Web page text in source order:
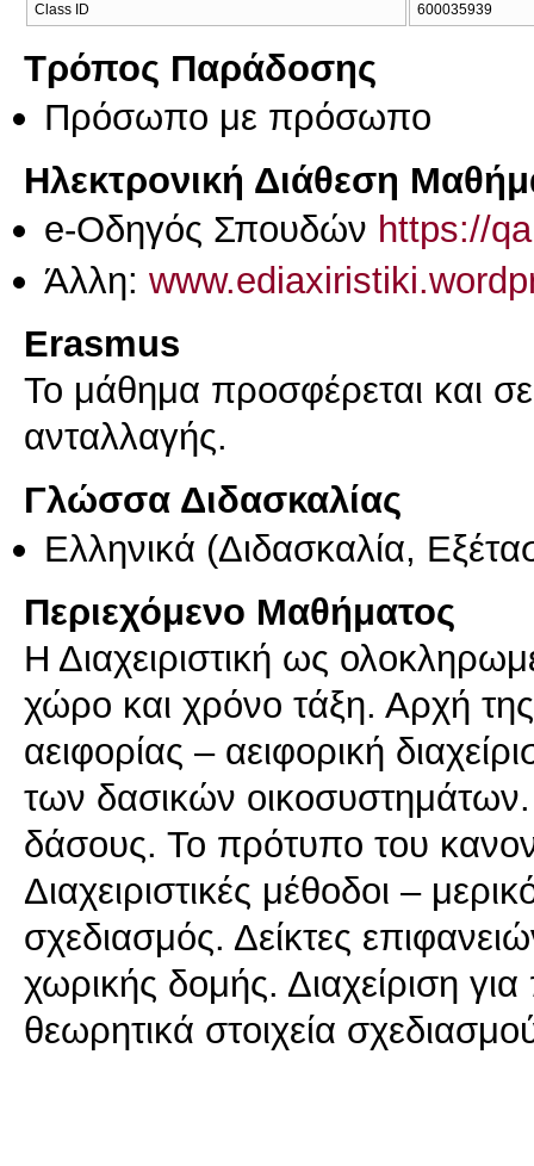
Class ID 600035939
Τρόπος Παράδοσης
Πρόσωπο με πρόσωπο
Ηλεκτρονική Διάθεση
e-Οδηγός Σπουδών https://
Άλλη:
Erasmus
Το μάθημα προσφέρεται και
ανταλλαγής.
Γλώσσα Διδασκαλίας
Ελληνικά (Διδασκαλία,
Περιεχόμενο Μαθήματος
Η Διαχειριστική ως
χώρο και χρόνο τάξη. Αρχή της
αειφορίας – αειφορική
των δασικών
δάσους. Το πρότυπο του
Διαχειριστικές μέθοδοι –
σχεδιασμός. Δείκτες
χωρικής δομής. Διαχείριση
θεωρητικά στοιχεία